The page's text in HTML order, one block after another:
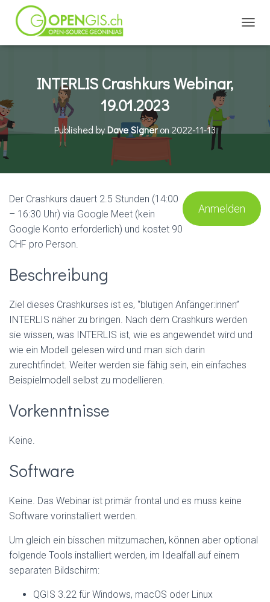
INTERLIS Crashkurs Webinar,
19.01.2023
Published byDave Signeron 2022-11-13
Anmelden
Der Crashkurs dauert 2.5 Stunden (14:00
– 16:30 Uhr) via Google Meet (kein
Google Konto erforderlich) und kostet 90
CHF pro Person.
Beschreibung
Ziel dieses Crashkurses ist es, “blutigen Anfänger:innen”
INTERLIS näher zu bringen. Nach dem Crashkurs werden
sie wissen, was INTERLIS ist, wie es angewendet wird und
wie ein Modell gelesen wird und man sich darin
zurechtfindet. Weiter werden sie fähig sein, ein einfaches
Beispielmodell selbst zu modellieren.
Vorkenntnisse
Keine.
Software
Keine. Das Webinar ist primär frontal und es muss keine
Software vorinstalliert werden.
Um gleich ein bisschen mitzumachen, können aber optional
folgende Tools installiert werden, im Idealfall auf einem
separaten Bildschirm:
QGIS 3.22 für Windows, macOS oder Linux